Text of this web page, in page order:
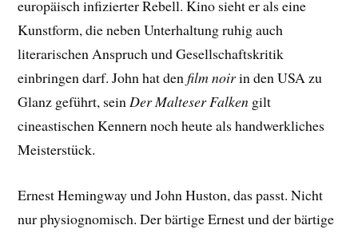
europäisch infizierter Rebell. Kino sieht er als eine
Kunstform, die neben Unterhaltung ruhig auch
literarischen Anspruch und Gesellschaftskritik
einbringen darf. John hat den film noirin den USA zu
Glanz geführt, sein Der Malteser Falken gilt
cineastischen Kennern noch heute als handwerkliches
Meisterstück.
Ernest Hemingway und John Huston, das passt. Nicht
nur physiognomisch. Der bärtige Ernest und der bärtige